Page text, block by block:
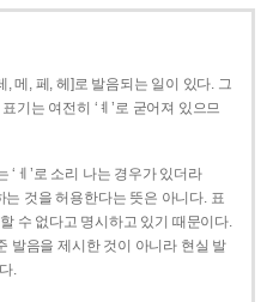
, 메, 페, 헤]로 발음되는 일이 있다. 그
기는 여전히 ‘ㅖ’로 굳어져 있으므
‘ㅔ’로 소리 나는 경우가 있더라
는 것을 허용한다는 뜻은 아니다. 표
수 없다고 명시하고 있기 때문이다.
발음을 제시한 것이 아니라 현실 발
.